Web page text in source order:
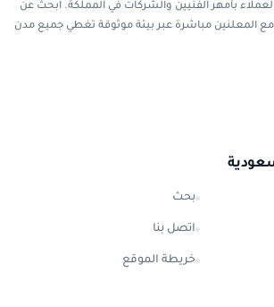
بأمهر الفنيين والشركات في المملكة. ابحث عن
المعلنين مباشرة عبر بيئة موثوقة تغطي جميع مدن
بحث
اتصل بنا
خريطة الموقع